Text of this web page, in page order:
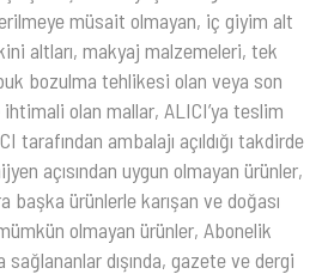
müsait olmayan, iç giyim alt
altları, makyaj malzemeleri, tek
bozulma tehlikesi olan veya son
olan mallar, ALICI’ya teslim
tarafından ambalajı açıldığı takdirde
açısından uygun olmayan ürünler,
ürünlerle karışan ve doğası
olmayan ürünler, Abonelik
dışında, gazete ve dergi